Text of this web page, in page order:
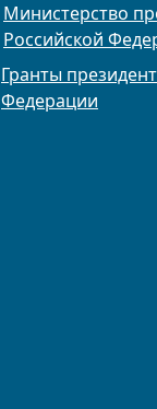
Министерство
Российской
Гранты
Федерации